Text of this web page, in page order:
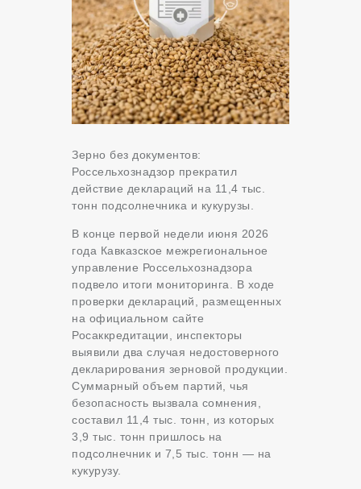
Зерно без документов:
Россельхознадзор прекратил
действие деклараций на 11,4 тыс.
тонн подсолнечника и кукурузы.
В конце первой недели июня 2026
года Кавказское межрегиональное
управление Россельхознадзора
подвело итоги мониторинга. В ходе
проверки деклараций, размещенных
на официальном сайте
Росаккредитации, инспекторы
выявили два случая недостоверного
декларирования зерновой продукции.
Суммарный объем партий, чья
безопасность вызвала сомнения,
составил 11,4 тыс. тонн, из которых
3,9 тыс. тонн пришлось на
подсолнечник и 7,5 тыс. тонн — на
кукурузу.